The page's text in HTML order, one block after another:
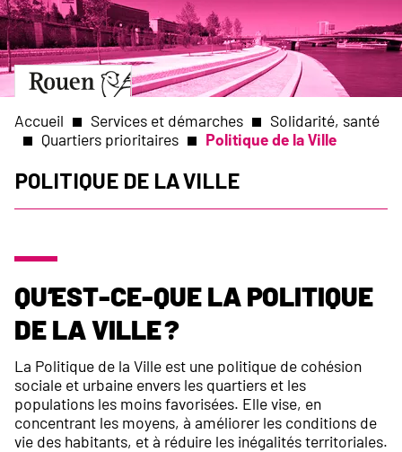
Aller
au
contenu
principal
Aller
à
page
d’accueil
Slide
1
of
1
Fil
d'Ariane
Accueil Services et démarches
Solidarité, santé
Quartiers prioritaires
Politique de la Ville
Politique de la Ville
Qu’est-ce-que la Politique
de la Ville ?
La Politique de la Ville est une politique de cohésion
sociale et urbaine envers les quartiers et les
populations les moins favorisées. Elle vise, en
concentrant les moyens, à améliorer les conditions de
vie des habitants, et à réduire les inégalités territoriales.